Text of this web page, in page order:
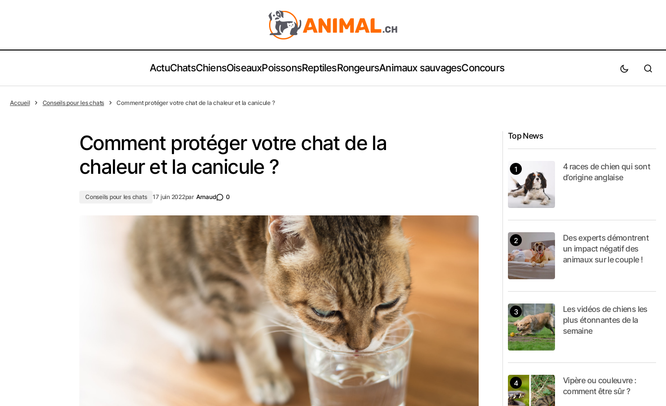
ActuChatsChiensOiseauxPoissonsReptilesRongeursAnimaux sauvagesConcours
Accueil Conseils pour les chats Comment protéger votre chat de la chaleur et la canicule ?
Comment protéger votre chat de la
chaleur et la canicule ?
Conseils pour les chats 17 juin 2022par Arnaud 0
Top News
4 races de chien qui sont
d’origine anglaise
Des experts démontrent
un impact négatif des
animaux sur le couple !
Les vidéos de chiens les
plus étonnantes de la
semaine
Vipère ou couleuvre :
comment être sûr ?